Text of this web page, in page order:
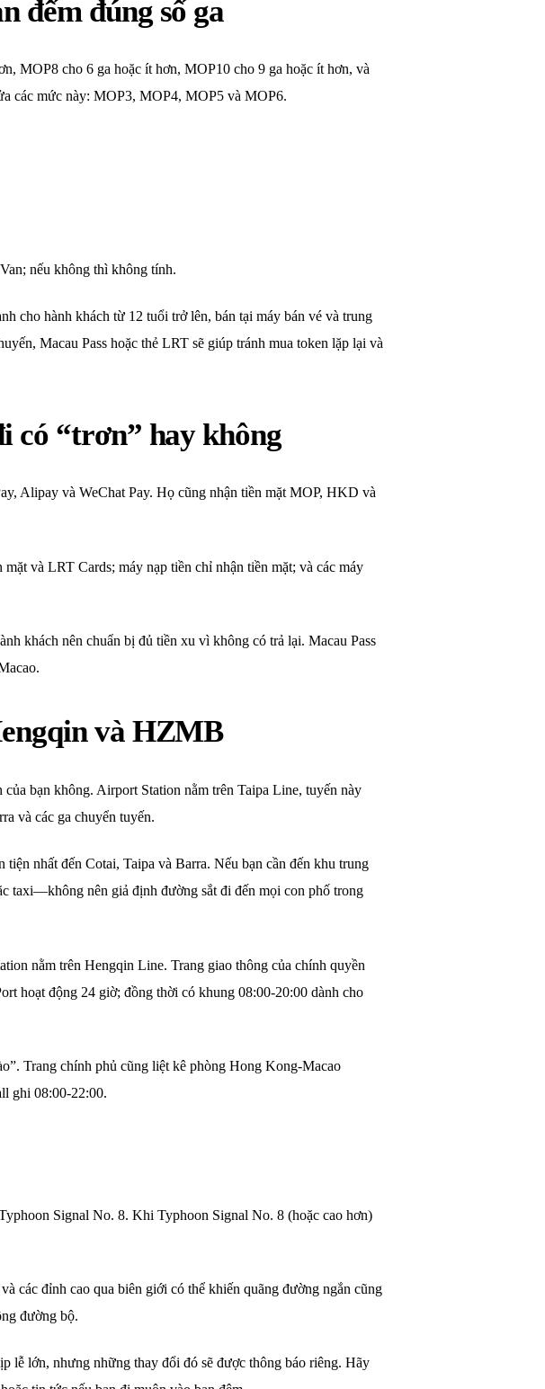
đếm đúng số ga
MOP8 cho 6 ga hoặc ít hơn, MOP10 cho 9 ga hoặc ít hơn, và
các mức này: MOP3, MOP4, MOP5 và MOP6.
nếu không thì không tính.
cho hành khách từ 12 tuổi trở lên, bán tại máy bán vé và trung
Macau Pass hoặc thẻ LRT sẽ giúp tránh mua token lặp lại và
có “trơn” hay không
Alipay và WeChat Pay. Họ cũng nhận tiền mặt MOP, HKD và
và LRT Cards; máy nạp tiền chỉ nhận tiền mặt; và các máy
khách nên chuẩn bị đủ tiền xu vì không có trả lại. Macau Pass
và HZMB
bạn không. Airport Station nằm trên Taipa Line, tuyến này
và các ga chuyển tuyến.
nhất đến Cotai, Taipa và Barra. Nếu bạn cần đến khu trung
taxi—không nên giả định đường sắt đi đến mọi con phố trong
nằm trên Hengqin Line. Trang giao thông của chính quyền
hoạt động 24 giờ; đồng thời có khung 08:00-20:00 dành cho
Trang chính phủ cũng liệt kê phòng Hong Kong-Macao
ghi 08:00-22:00.
Signal No. 8. Khi Typhoon Signal No. 8 (hoặc cao hơn)
các đỉnh cao qua biên giới có thể khiến quãng đường ngắn cũng
đường bộ.
lễ lớn, nhưng những thay đổi đó sẽ được thông báo riêng. Hãy